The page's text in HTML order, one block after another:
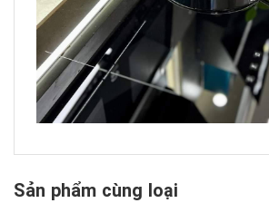
Sản phẩm cùng loại